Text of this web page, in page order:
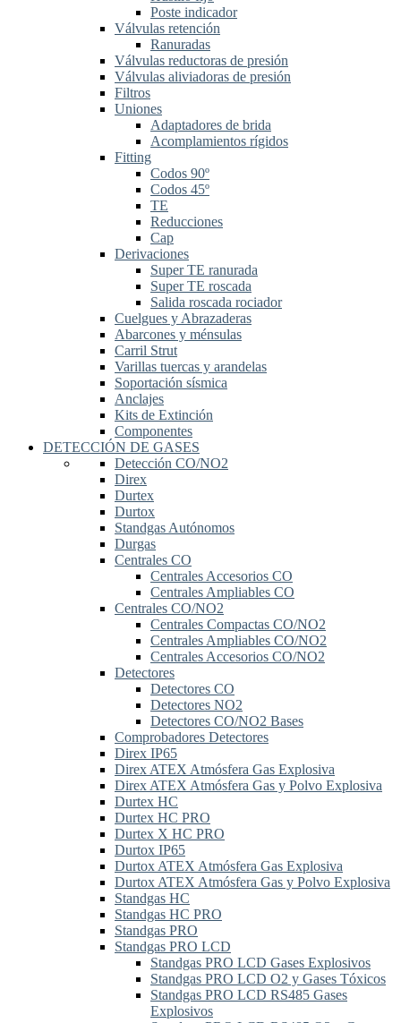
Poste indicador
Válvulas retención
Ranuradas
Válvulas reductoras de presión
Válvulas aliviadoras de presión
Filtros
Uniones
Adaptadores de brida
Acomplamientos rígidos
Fitting
Codos 90º
Codos 45º
TE
Reducciones
Cap
Derivaciones
Super TE ranurada
Super TE roscada
Salida roscada rociador
Cuelgues y Abrazaderas
Abarcones y ménsulas
Carril Strut
Varillas tuercas y arandelas
Soportación sísmica
Anclajes
Kits de Extinción
Componentes
DETECCIÓN DE GASES
Detección CO/NO2
Direx
Durtex
Durtox
Standgas Autónomos
Durgas
Centrales CO
Centrales Accesorios CO
Centrales Ampliables CO
Centrales CO/NO2
Centrales Compactas CO/NO2
Centrales Ampliables CO/NO2
Centrales Accesorios CO/NO2
Detectores
Detectores CO
Detectores NO2
Detectores CO/NO2 Bases
Comprobadores Detectores
Direx IP65
Direx ATEX Atmósfera Gas Explosiva
Direx ATEX Atmósfera Gas y Polvo Explosiva
Durtex HC
Durtex HC PRO
Durtex X HC PRO
Durtox IP65
Durtox ATEX Atmósfera Gas Explosiva
Durtox ATEX Atmósfera Gas y Polvo Explosiva
Standgas HC
Standgas HC PRO
Standgas PRO
Standgas PRO LCD
Standgas PRO LCD Gases Explosivos
Standgas PRO LCD O2 y Gases Tóxicos
Standgas PRO LCD RS485 Gases
Explosivos